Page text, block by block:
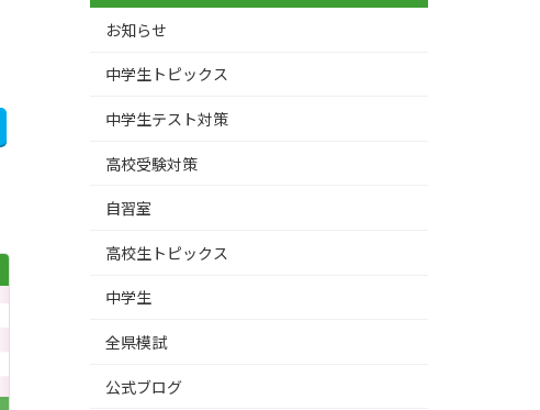
お知らせ
中学生トピックス
中学生テスト対策
高校受験対策
自習室
高校生トピックス
中学生
全県模試
公式ブログ